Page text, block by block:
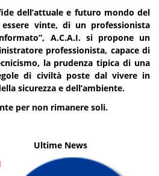
dell’attuale e futuro mondo del
vinte, di un professionista
A.C.A.I. si propone un
professionista, capace di
la prudenza tipica di una
di civiltà poste dal vivere in
sicurezza e dell’ambiente.
per non rimanere soli.
Ultime News